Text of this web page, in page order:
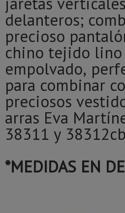
delanteros;
precioso
chino tejido lino
empolvado,
para combinar
preciosos
arras Eva
38311 y
*MEDIDAS EN